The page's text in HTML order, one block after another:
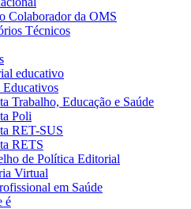
Colaborador da OMS
Técnicos
educativo
Educativos
Trabalho, Educação e Saúde
Poli
RET-SUS
RETS
de Política Editorial
Virtual
em Saúde
é